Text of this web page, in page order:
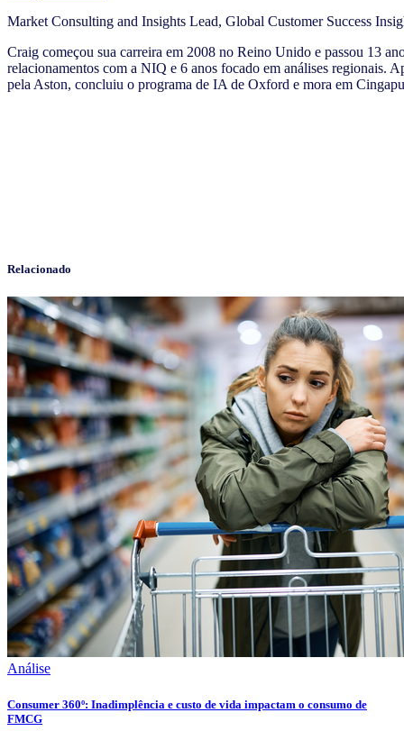
Market Consulting and Insights Lead, Global Customer Success
Craig começou sua carreira em 2008 no Reino Unido e passou 13
relacionamentos com a NIQ e 6 anos focado em análises regionais.
pela Aston, concluiu o programa de IA de Oxford e mora em
Relacionado
Análise
Consumer 360º: Inadimplência e custo de vida impactam o consumo de
FMCG